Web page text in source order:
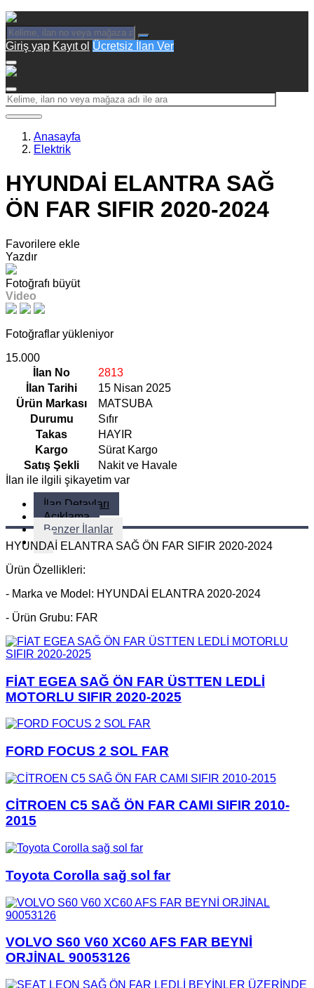
Giriş yap Kayıt ol Ücretsiz İlan Ver
Anasayfa
Elektrik
HYUNDAİ ELANTRA SAĞ
ÖN FAR SIFIR 2020-2024
Favorilere ekle
Yazdır
Fotoğrafı büyüt
Video
Fotoğraflar yükleniyor
15.000
İlan No
2813
İlan Tarihi
15 Nisan 2025
Ürün Markası
MATSUBA
Durumu
Sıfır
Takas
HAYIR
Kargo
Sürat Kargo
Satış Şekli
Nakit ve Havale
İlan ile ilgili şikayetim var
İlan Detayları
Açıklama
Benzer İlanlar
HYUNDAİ ELANTRA SAĞ ÖN FAR SIFIR 2020-2024
Ürün Özellikleri:
- Marka ve Model: HYUNDAİ ELANTRA 2020-2024
- Ürün Grubu: FAR
FİAT EGEA SAĞ ÖN FAR ÜSTTEN LEDLİ
MOTORLU SIFIR 2020-2025
FORD FOCUS 2 SOL FAR
CİTROEN C5 SAĞ ÖN FAR CAMI SIFIR 2010-
2015
Toyota Corolla sağ sol far
VOLVO S60 V60 XC60 AFS FAR BEYNİ
ORJİNAL 90053126